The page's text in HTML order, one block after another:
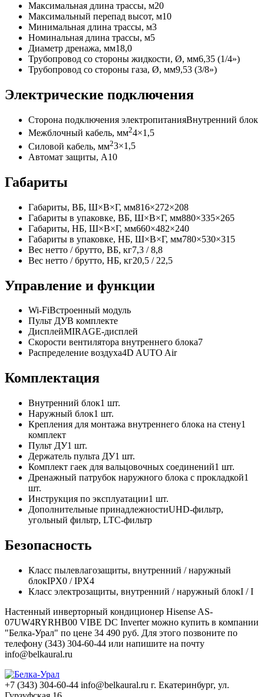
Максимальная длина трассы, м20
Максимальный перепад высот, м10
Минимальная длина трассы, м3
Номинальная длина трассы, м5
Диаметр дренажа, мм18,0
Трубопровод со стороны жидкости, Ø, мм6,35 (1/4»)
Трубопровод со стороны газа, Ø, мм9,53 (3/8»)
Электрические подключения
Сторона подключения электропитанияВнутренний блок
Межблочный кабель, мм24×1,5
Силовой кабель, мм23×1,5
Автомат защиты, А10
Габариты
Габариты, ВБ, Ш×В×Г, мм816×272×208
Габариты в упаковке, ВБ, Ш×В×Г, мм880×335×265
Габариты, НБ, Ш×В×Г, мм660×482×240
Габариты в упаковке, НБ, Ш×В×Г, мм780×530×315
Вес нетто / брутто, ВБ, кг7,3 / 8,8
Вес нетто / брутто, НБ, кг20,5 / 22,5
Управление и функции
Wi‑FiВстроенный модуль
Пульт ДУВ комплекте
ДисплейMIRAGE-дисплей
Скорости вентилятора внутреннего блока7
Распределение воздуха4D AUTO Air
Комплектация
Внутренний блок1 шт.
Наружный блок1 шт.
Крепления для монтажа внутреннего блока на стену1
комплект
Пульт ДУ1 шт.
Держатель пульта ДУ1 шт.
Комплект гаек для вальцовочных соединений1 шт.
Дренажный патрубок наружного блока с прокладкой1
шт.
Инструкция по эксплуатации1 шт.
Дополнительные принадлежностиUHD-фильтр,
угольный фильтр, LTC-фильтр
Безопасность
Класс пылевлагозащиты, внутренний / наружный
блокIPX0 / IPX4
Класс электрозащиты, внутренний / наружный блокI / I
Настенный инверторный кондиционер Hisense AS-
07UW4RYRHB00 VIBE DC Inverter можно купить в компании
"Белка-Урал" по цене 34 490 руб. Для этого позвоните по
телефону (343) 304-60-44 или напишите на почту
info@belkaural.ru
+7 (343) 304-60-44 info@belkaural.ru г. Екатеринбург, ул.